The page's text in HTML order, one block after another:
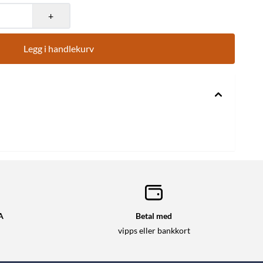
+
Legg i handlekurv
Betal med
vipps eller bankkort